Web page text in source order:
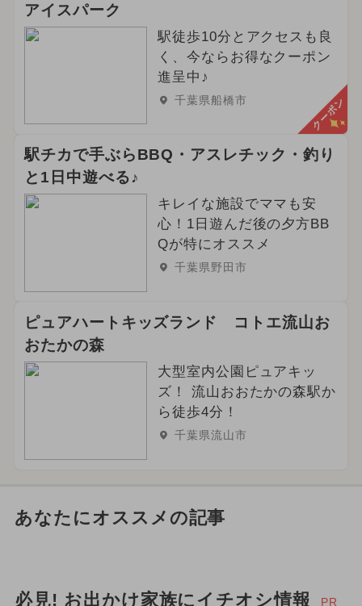
アイスパーク
駅徒歩10分とアクセスも良
く、今ならお得なクーポン
進呈中♪
千葉県船橋市 クーポン
駅チカで手ぶらBBQ・アスレチック・釣り
と1日中遊べる♪
キレイな施設でママも安
心！1日遊んだ後の夕方BB
Qが特にオススメ
千葉県野田市
ピュアハートキッズランド コトエ流山お
おたかの森
大型室内公園ピュアキッ
ズ！ 流山おおたかの森駅か
ら徒歩4分！
千葉県流山市
あなたにオススメの記事
必見! お出かけ家族にイチオシ情報 PR